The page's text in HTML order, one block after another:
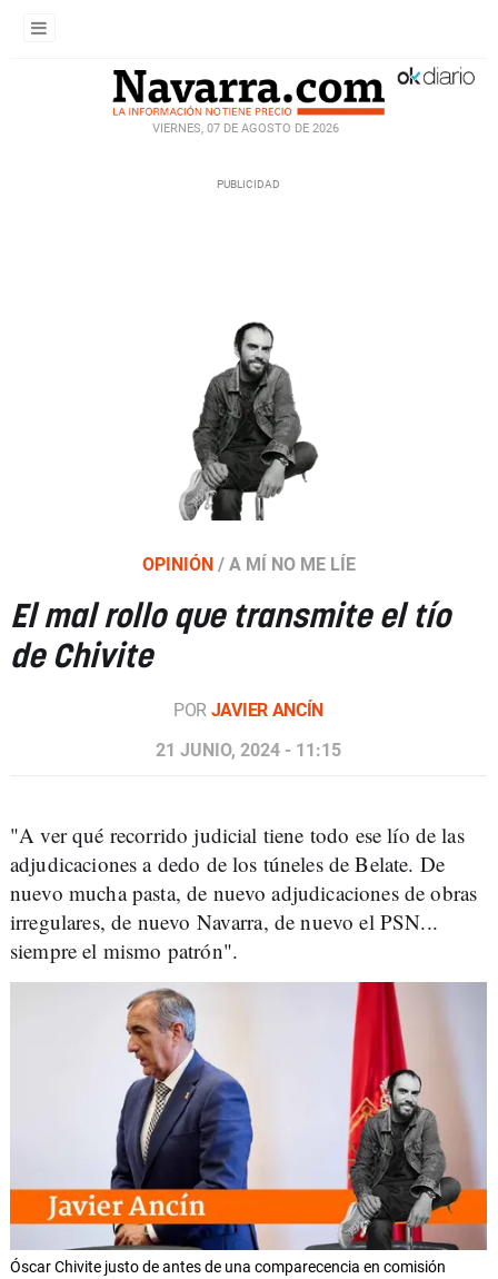
VIERNES, 07 DE AGOSTO DE 2026
OPINIÓN / A MÍ NO ME LÍE
El mal rollo que transmite el tío
de Chivite
POR JAVIER ANCÍN
21 JUNIO, 2024 - 11:15
"A ver qué recorrido judicial tiene todo ese lío de las
adjudicaciones a dedo de los túneles de Belate. De
nuevo mucha pasta, de nuevo adjudicaciones de obras
irregulares, de nuevo Navarra, de nuevo el PSN...
siempre el mismo patrón".
Óscar Chivite justo de antes de una comparecencia en comisión